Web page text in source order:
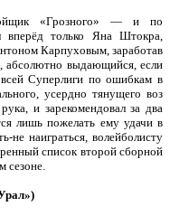
«Грозного» — и по
вперёд только Яна Штокра,
Карпуховым, заработав
абсолютно выдающийся, если
Суперлиги по ошибкам в
усердно тянущего воз
и зарекомендовал за два
лишь пожелать ему удачи в
не наиграться, волейболисту
список второй сборной
сезоне.